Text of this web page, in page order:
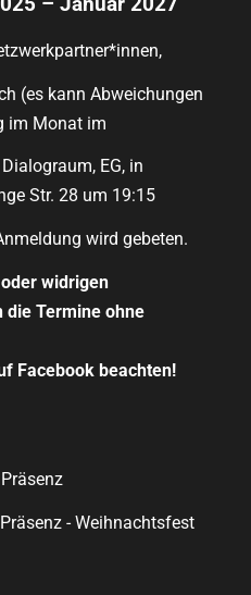
(es kann Abweichungen
im Monat im
EG, in
Str. 28 um 19:15
wird gebeten.
widrigen
Termine ohne
Facebook beachten!
- Weihnachtsfest